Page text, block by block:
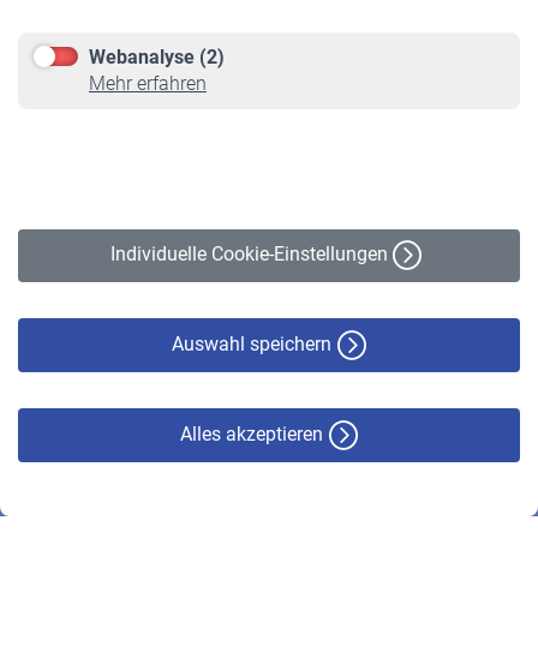
Webanalyse (2)
Mehr erfahren
Individuelle Cookie-Einstellungen
Auswahl speichern
Alles akzeptieren
Online-Rechner
VBLnewsletter
Erklärung zur Barrierefreiheit
© VBL 2026